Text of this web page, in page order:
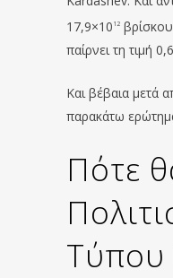
17,9×10 12
παίρνει τη τιμή
Και βέβαια μετά
παρακάτω
Πότε
Τύπου